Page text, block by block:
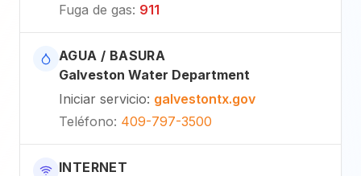
Fuga de gas: 911
AGUA / BASURA
Galveston Water Department
Iniciar servicio: galvestontx.gov
Teléfono: 409-797-3500
INTERNET